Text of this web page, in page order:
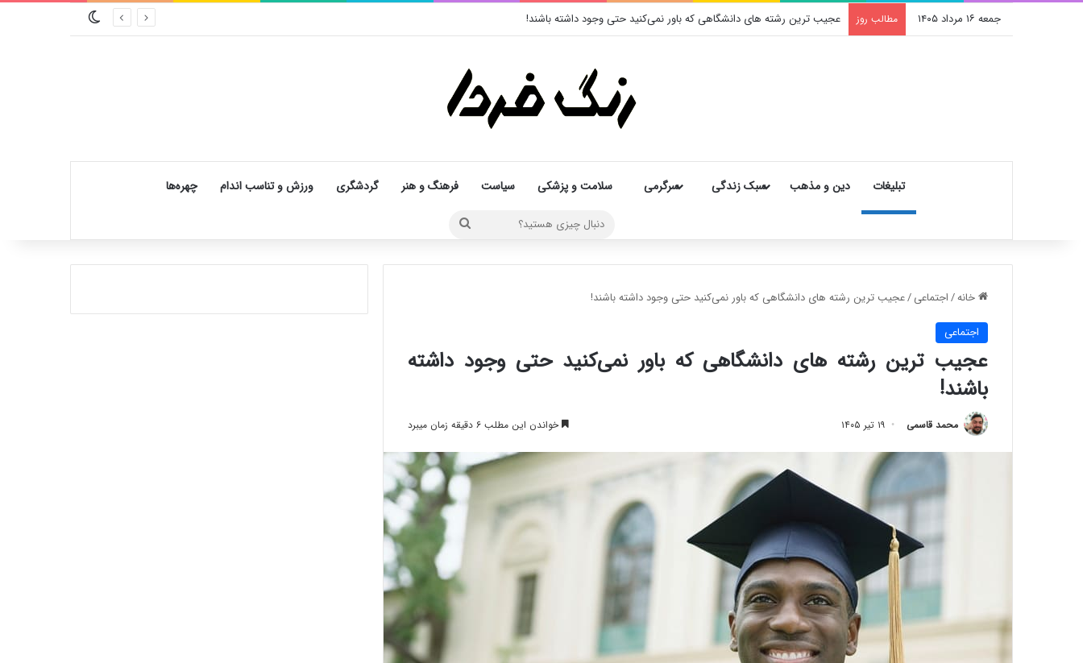
جمعه ۱۶ مرداد ۱۴۰۵ مطالب روز عجیب ترین رشته های دانشگاهی که باور نمی‌کنید حتی وجود داشته باشند!
تبلیغات دین و مذهب سبک زندگی سرگرمی سلامت و پزشکی سیاست فرهنگ و هنر گردشگری ورزش و تناسب اندام چهره‌ها
خانه/اجتماعی/عجیب ترین رشته های دانشگاهی که باور نمی‌کنید حتی وجود داشته باشند!
اجتماعی
عجیب ترین رشته های دانشگاهی که باور نمی‌کنید حتی وجود داشته
باشند!
محمد قاسمی ۱۹ تیر ۱۴۰۵ خواندن این مطلب ۶ دقیقه زمان میبرد